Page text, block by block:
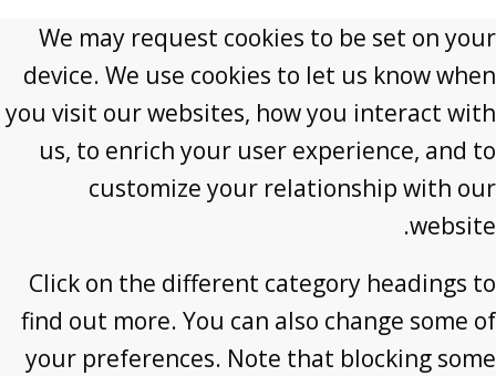
We may request cookies to be set on your
device. We use cookies to let us know when
you visit our websites, how you interact with
us, to enrich your user experience, and to
customize your relationship with our
website.
Click on the different category headings to
find out more. You can also change some of
your preferences. Note that blocking some